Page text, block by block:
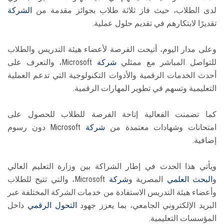
لدى الطلاب، حيث فاز ثلاثة طلاب بجوائز مقدمة من
الشركة
تقديرًا لابتكارهم في تقديم حلول عملية.
وعلى مدار اليوم، أتيحت الفرصة لأعضاء هيئة التدريس والطلاب
للتواصل المباشر مع ممثلي شركة
Microsoft، والتعرف على
أحدث الخدمات الرقمية والأدوات التكنولوجية التي تدعم العملية
التعليمية وتسهم في تطوير المهارات الرقمية.
كما تضمنت الفعالية إتاحة الفرصة للطلاب للحصول على
امتحانات وشهادات معتمدة من شركة
Microsoft دون رسوم
إضافية.
ويأتي هذا الحدث في إطار الشراكة بين وزارة التعليم العالي
و البحث العلمي المصرية وشركة
Microsoft، والتي تتيح للطلاب
وأعضاء هيئة التدريس الاستفادة من خدمات الشركة المختلفة عبر
البريد الإلكتروني الجامعي، بما يعزز جهود التحول الرقمي داخل
المؤسسات التعليمية.